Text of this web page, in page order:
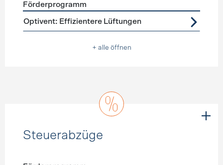
Förderprogramme Lüftung
Förderprogramm
Optivent: Effizientere Lüftungen
+ alle öffnen
Steuerabzüge